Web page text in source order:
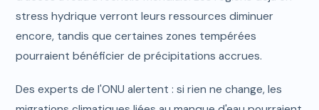
stress hydrique verront leurs ressources diminuer
encore, tandis que certaines zones tempérées
pourraient bénéficier de précipitations accrues.
Des experts de l'ONU alertent : si rien ne change, les